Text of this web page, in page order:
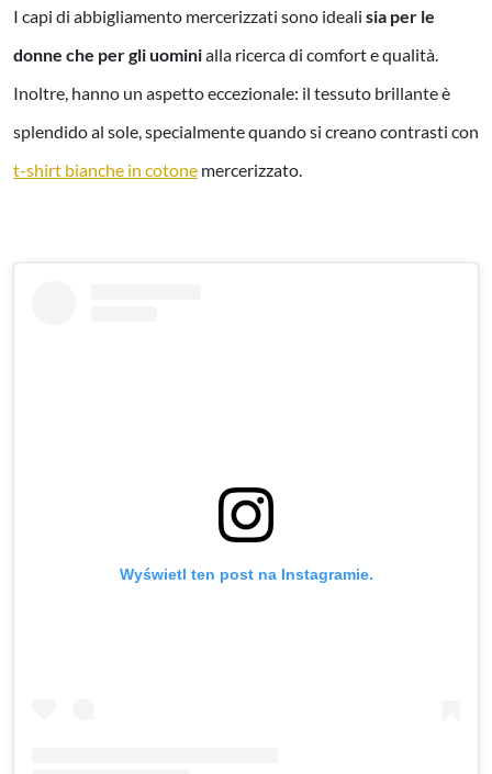
I capi di abbigliamento mercerizzati sono ideali sia per le
donne che per gli uominialla ricerca di comfort e qualità.
Inoltre, hanno un aspetto eccezionale: il tessuto brillante è
splendido al sole, specialmente quando si creano contrasti con
t-shirt bianche in cotone mercerizzato.
Wyświetl ten post na Instagramie.